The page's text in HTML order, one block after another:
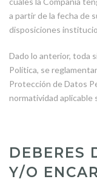
a partir de la fecha de
disposiciones
Dado lo anterior, toda
Política, se
Protección de Datos
normatividad aplicable
DEBERES
Y/O